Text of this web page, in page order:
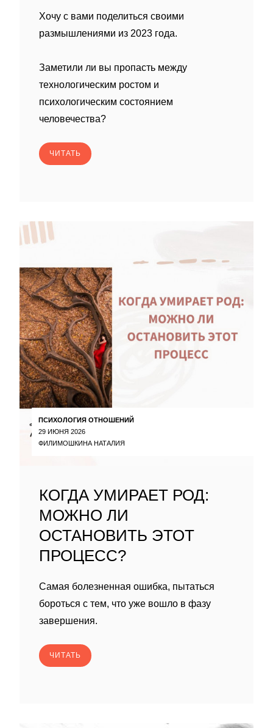
Хочу с вами поделиться своими
размышлениями из 2023 года.
Заметили ли вы пропасть между
технологическим ростом и
психологическим состоянием
человечества?
ЧИТАТЬ
ПСИХОЛОГИЯ ОТНОШЕНИЙ
29 ИЮНЯ 2026
ФИЛИМОШКИНА НАТАЛИЯ
КОГДА УМИРАЕТ РОД:
МОЖНО ЛИ
ОСТАНОВИТЬ ЭТОТ
ПРОЦЕСС?
Самая болезненная ошибка, пытаться
бороться с тем, что уже вошло в фазу
завершения.
ЧИТАТЬ